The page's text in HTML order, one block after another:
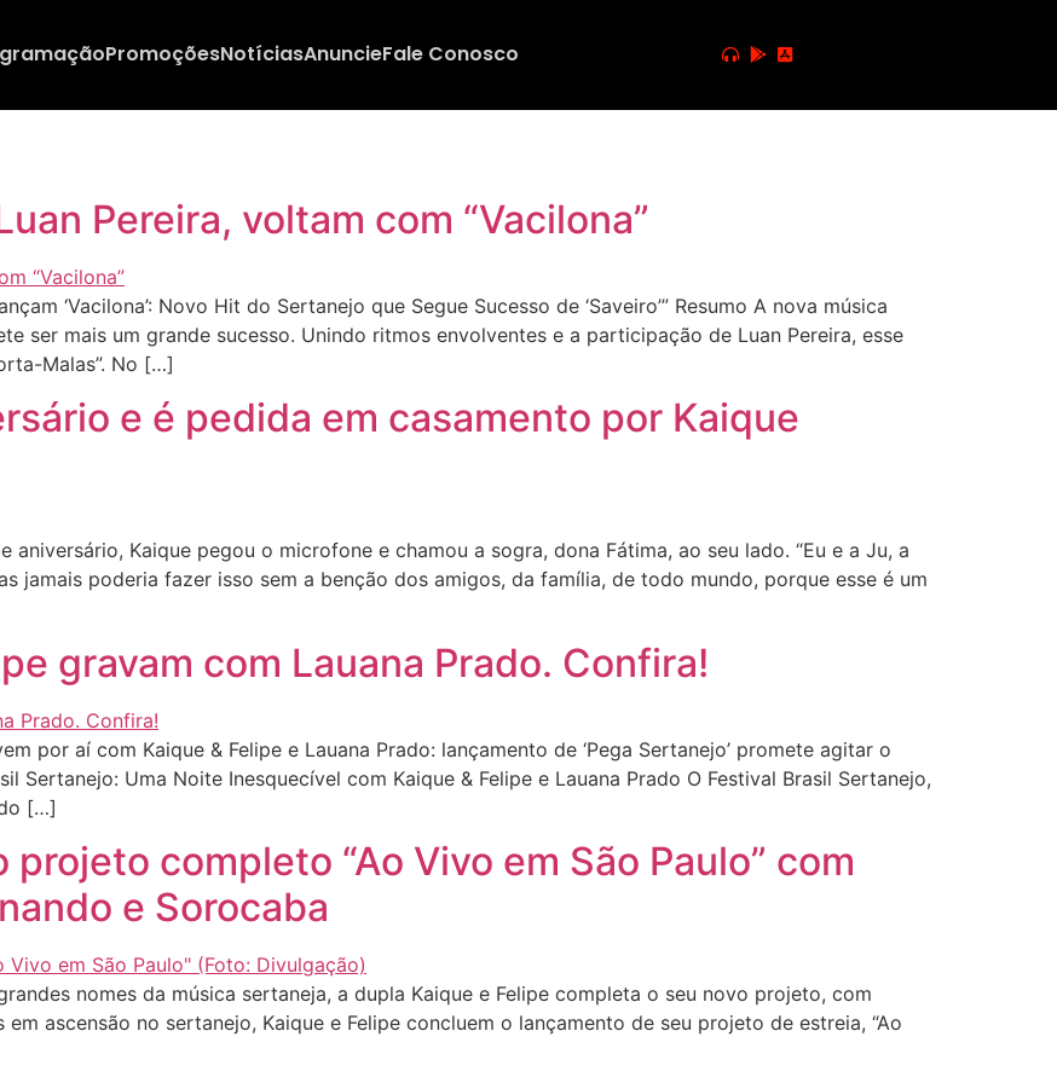
PromoçõesNotíciasAnuncieFale Conosco
Pereira, voltam com “Vacilona”
‘Vacilona’: Novo Hit do Sertanejo que Segue Sucesso de ‘Saveiro’” Resumo A nova música
ser mais um grande sucesso. Unindo ritmos envolventes e a participação de Luan Pereira, esse
Malas”. No […]
e é pedida em casamento por Kaique
aniversário, Kaique pegou o microfone e chamou a sogra, dona Fátima, ao seu lado. “Eu e a Ju, a
jamais poderia fazer isso sem a benção dos amigos, da família, de todo mundo, porque esse é um
gravam com Lauana Prado. Confira!
por aí com Kaique & Felipe e Lauana Prado: lançamento de ‘Pega Sertanejo’ promete agitar o
Sertanejo: Uma Noite Inesquecível com Kaique & Felipe e Lauana Prado O Festival Brasil Sertanejo,
[…]
completo “Ao Vivo em São Paulo” com
e Sorocaba
nomes da música sertaneja, a dupla Kaique e Felipe completa o seu novo projeto, com
ascensão no sertanejo, Kaique e Felipe concluem o lançamento de seu projeto de estreia, “Ao